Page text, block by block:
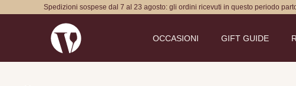
Spedizioni sospese dal 7 al 23 agosto: gli ordini ricevuti in questo periodo
OCCASIONI GIFT GUIDE